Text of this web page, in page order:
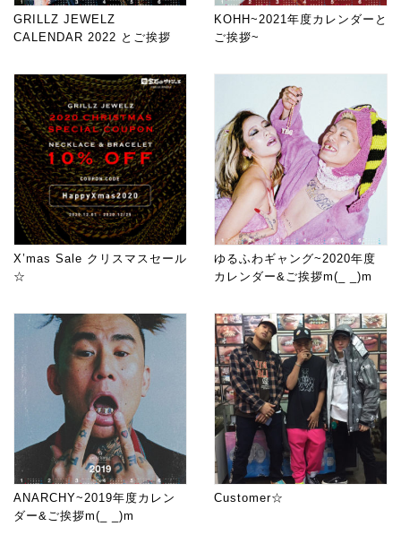
GRILLZ JEWELZ
CALENDAR 2022 とご挨拶
KOHH~2021年度カレンダーと
ご挨拶~
X’mas Sale クリスマスセール
☆
ゆるふわギャング~2020年度
カレンダー&ご挨拶m(_ _)m
ANARCHY~2019年度カレン
ダー&ご挨拶m(_ _)m
Customer☆